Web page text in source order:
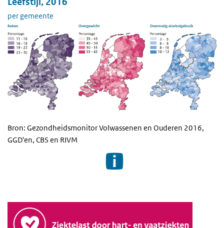
per gemeente
Bron: Gezondheidsmonitor Volwassenen en Ouderen 2016,
GGD'en, CBS en RIVM